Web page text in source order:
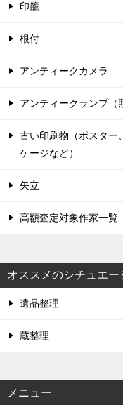
印籠
根付
アンティークカメラ
アンティークランプ（
古い印刷物（ポスター
ケージなど）
矢立
高額査定対象作家一覧
オススメのシチュエー
遺品整理
蔵整理
メニュー